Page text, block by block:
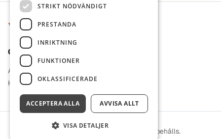
Sidfot
Om oss
Arbetsgivare i fokus
Kontakt
© 2026 ViLärare. Alla rättigheter förbehålls.
STRIKT NÖDVÄNDIGT
PRESTANDA
INRIKTNING
FUNKTIONER
OKLASSIFICERADE
ACCEPTERA ALLA AVVISA ALLT
VISA DETALJER